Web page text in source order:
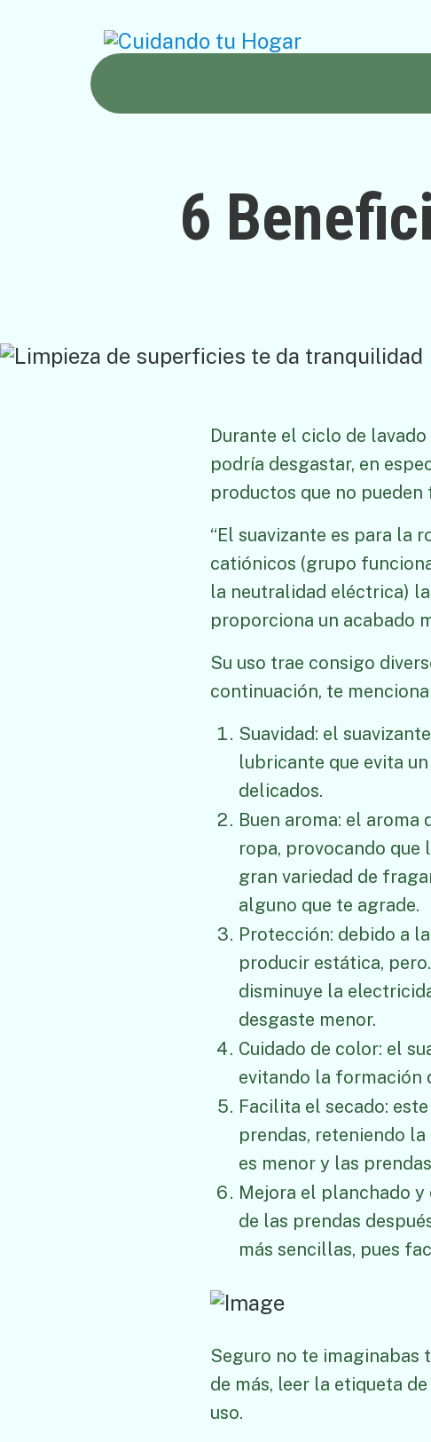
6
Durante el ciclo de
podría desgastar, en
productos que no
“El suavizante es para la
catiónicos (grupo
la neutralidad eléctrica)
proporciona un acabado
Su uso trae consigo
continuación, te
Suavidad: el
lubricante que evita
delicados.
Buen aroma: el
ropa, provocando que
gran variedad de
alguno que te agrade.
Protección: debido a
producir estática,
disminuye la
desgaste menor.
Cuidado de color: el
evitando la formación
Facilita el secado:
prendas, reteniendo
es menor y las
Mejora el planchado y
de las prendas
más sencillas, pues
Seguro no te imaginabas
de más, leer la etiqueta
uso.